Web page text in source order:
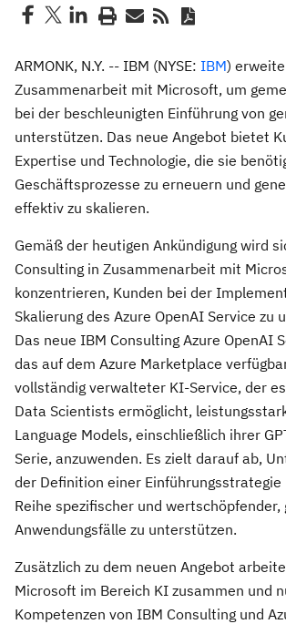
ARMONK, N.Y. -- IBM (NYSE: IBM)
Zusammenarbeit mit Microsoft, um
bei der beschleunigten Einführung von
unterstützen. Das neue Angebot bietet
Expertise und Technologie, die sie
Geschäftsprozesse zu erneuern und
effektiv zu skalieren.
Gemäß der heutigen Ankündigung wird
Consulting in Zusammenarbeit mit
konzentrieren, Kunden bei der
Skalierung des Azure OpenAI Service zu
Das neue IBM Consulting Azure OpenAI
das auf dem Azure Marketplace
vollständig verwalteter KI-Service, der
Data Scientists ermöglicht,
Language Models, einschließlich ihrer
Serie, anzuwenden. Es zielt darauf ab,
der Definition einer
Reihe spezifischer und
Anwendungsfälle zu unterstützen.
Zusätzlich zu dem neuen Angebot
Microsoft im Bereich KI zusammen und
Kompetenzen von IBM Consulting und